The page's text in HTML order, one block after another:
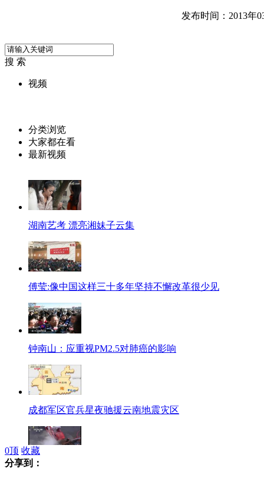
发布时间：2013年
搜 索
视频
分类浏览
大家都在看
最新视频
湖南艺考 漂亮湘妹子云集
傅莹:像中国这样三十多年坚持不懈改革很少见
钟南山：应重视PM2.5对肺癌的影响
成都军区官兵星夜驰援云南地震灾区
沈阳地下通道因误割燃气管线致爆炸
0顶 收藏
分享到：